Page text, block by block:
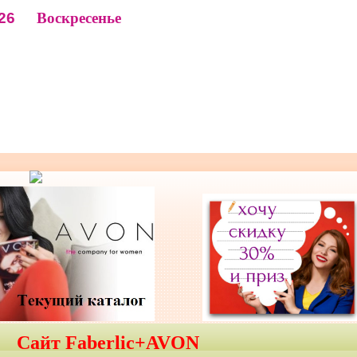
Воскресенье
Сайт Faberlic+AVON